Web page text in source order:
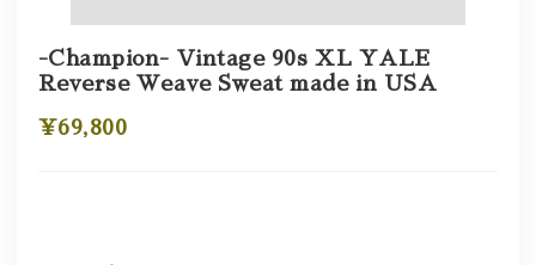
-Champion- Vintage 90s XL YALE
Reverse Weave Sweat made in USA
¥69,800